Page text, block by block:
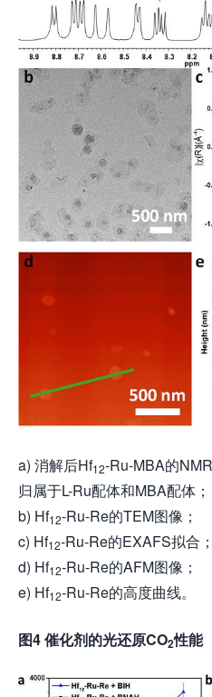
a) 消解后Hf12-Ru-MBA的
归属于L-Ru配体和MBA配体；
b) Hf12-Ru-Re的TEM图像；
c) Hf12-Ru-Re的EXAFS拟合；
d) Hf12-Ru-Re的AFM图像；
e) Hf12-Ru-Re的高度曲线。
图4 催化剂的光还原CO2性能